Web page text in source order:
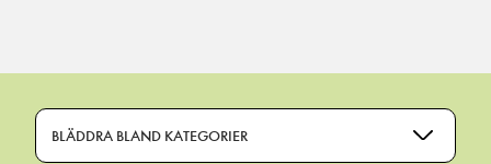
BLÄDDRA BLAND KATEGORIER